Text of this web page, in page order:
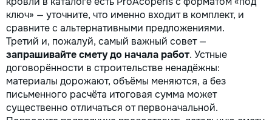
ключ» — уточните, что именно входит в комплект, и
сравните с альтернативными предложениями.
Третий и, пожалуй, самый важный совет —
запрашивайте смету до начала работ. Устные
договорённости в строительстве ненадёжны:
материалы дорожают, объёмы меняются, а без
письменного расчёта итоговая сумма может
существенно отличаться от первоначальной.